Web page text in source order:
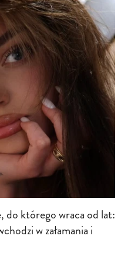
do którego wraca od lat:
w załamania i